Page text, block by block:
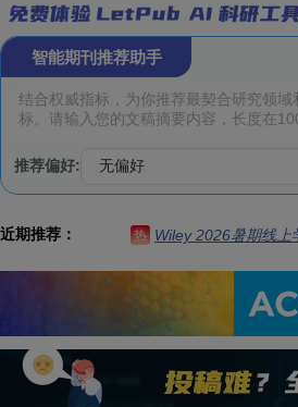
智能期刊推荐助手
推荐偏好:
近期推荐： 热 Wiley 2026暑期线上